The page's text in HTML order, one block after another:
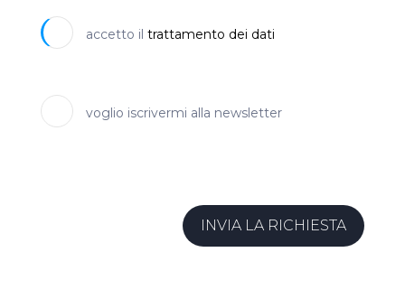
accetto il trattamento dei dati
voglio iscrivermi alla newsletter
INVIA LA RICHIESTA